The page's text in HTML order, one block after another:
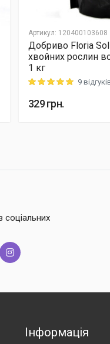
Артикул: 120400103608
Добриво Floria Sol
хвойних рослин
1 кг
Rating: 5 out of 5
9
329грн.
соціальних
Інформація